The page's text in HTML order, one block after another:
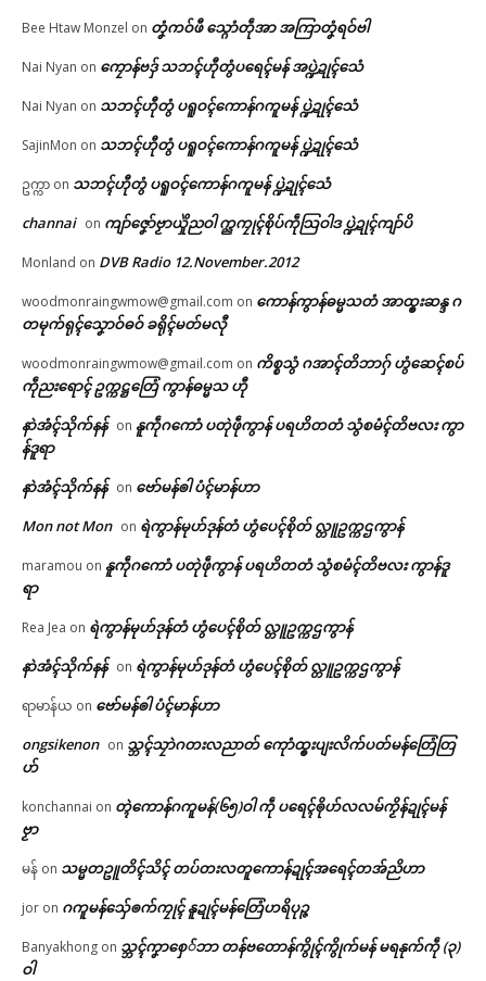
In "ပရိုၚ်"
Bee Htaw Monzel on တၞံကဝ်ဖီ သ္ဂောံတဵုအာ အကြာတၞံရဝ်ဗါ
Nai Nyan on ကၠောန်ဗဒှ် သဘၚ်ဟီုတွံပရေၚ်မန် အပ္ဍဲဍုၚ်သေံ
Nai Nyan on သဘၚ်ဟီုတွံ ပရူဝၚ်ကောန်ဂကူမန် ပ္ဍဲဍုၚ်သေံ
SajinMon on သဘၚ်ဟီုတွံ ပရူဝၚ်ကောန်ဂကူမန် ပ္ဍဲဍုၚ်သေံ
ဥက္ကာ on သဘၚ်ဟီုတွံ ပရူဝၚ်ကောန်ဂကူမန် ပ္ဍဲဍုၚ်သေံ
channai on ကျာ်ဇၞော်ဗၟာယှိုဲညဝါ က္ညကၠုၚ်စိုပ်ကဵုသြဝါဒ ပ္ဍဲဍုၚ်ကျာ်ပိ
Monland on DVB Radio 12.November.2012
woodmonraingwmow@gmail.com on ကောန်ကွာန်ဓမ္မသတံ အာထ္ၜးဆန္ဒ ဂ
တမုက်ရုၚ်သၞောဝ်ဓဝ် ခရိုၚ်မတ်မလီု
woodmonraingwmow@gmail.com on ကိစ္စသွံ ဂအာၚ်တိဘာဂှ် ဟွံဆေၚ်စပ်
ကဵုညးရောၚ် ဥက္ကဋ္ဌတြေံ ကွာန်ဓမ္မသ ဟီု
နာဲအံၚ်သိုက်နန် on နူကဵုဂကောံ ပတုဲဖဵုကွာန် ပရဟိတတံ သွံစမံၚ်တိဗလး ကွာ
န်ဒူရာ
နာဲအံၚ်သိုက်နန် on ဗော်မန်ၜါ ပံၚ်မာန်ဟာ
Mon not Mon on ရဲကွာန်မုဟ်ဒုန်တံ ဟွံပေၚ်စိုတ် လ္တူဥက္ကဌကွာန်
maramou on နူကဵုဂကောံ ပတုဲဖဵုကွာန် ပရဟိတတံ သွံစမံၚ်တိဗလး ကွာန်ဒူ
ရာ
Rea Jea on ရဲကွာန်မုဟ်ဒုန်တံ ဟွံပေၚ်စိုတ် လ္တူဥက္ကဌကွာန်
နာဲအံၚ်သိုက်နန် on ရဲကွာန်မုဟ်ဒုန်တံ ဟွံပေၚ်စိုတ် လ္တူဥက္ကဌကွာန်
ရာမာန်ယ on ဗော်မန်ၜါ ပံၚ်မာန်ဟာ
ongsikenon on သ္ဘၚ်သၠာဲဂတးလညာတ် ကေုာံထ္ၜးပျးလိက်ပတ်မန်တြေံတြ
ဟ်
konchannai on တ္ၚဲကောန်ဂကူမန်(၆၅)ဝါ ကဵု ပရေၚ်ၜိုဟ်လလမ်ကၟိန်ဍုၚ်မန်
ဗၟာ
မန် on သမ္မတဥူတိၚ်သိၚ် တပ်တးလတူကောန်ဍုၚ်အရေၚ်တအ်ညိဟာ
jor on ဂကူမန်​သှ်ေၜက်ကၠုၚ် နူဍုၚ်မန်တြေံဟရိပုဉ္ဇ
Banyakhong on သ္ဘၚ်ကၞာစှေ်ဘာ တန်ဗတောန်ကွိုၚ်ကွိုက်မန် မရနုက်ကဵု (၃)
ဝါ